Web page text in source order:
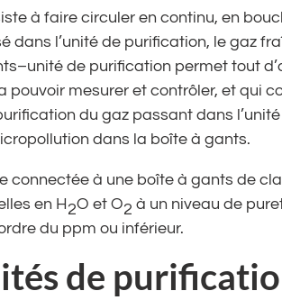
à faire circuler en continu, en
dans l’unité de purification, le gaz
de purification permet tout
pouvoir mesurer et contrôler, et qui
du gaz passant dans
dans la boîte à gants.
à une boîte à gants de
en H 2O et O2 à un niveau de
du ppm ou inférieur.
de